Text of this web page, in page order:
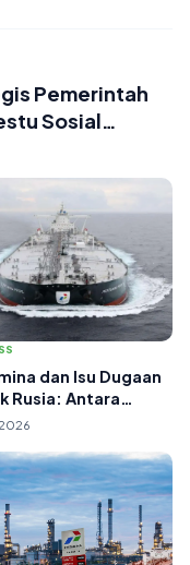
Pemerintah
Sosial
dan Isu Dugaan
Rusia: Antara
Ket...